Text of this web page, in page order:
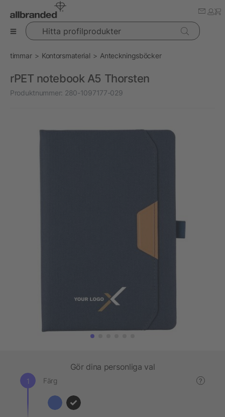
Hitta profilprodukter
timmar Kontorsmaterial Anteckningsböcker
rPET notebook A5 Thorsten
Produktnummer: 280-1097177-029
Gör dina personliga val
Färg ?